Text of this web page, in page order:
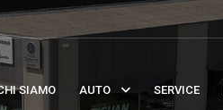
SIAMO AUTO SERVICE